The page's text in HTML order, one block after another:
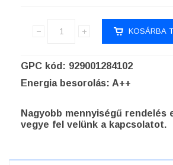
GPC kód: 929001284102
Energia besorolás: A++
Nagyobb mennyiségű rendelés
vegye fel velünk a kapcsolatot.